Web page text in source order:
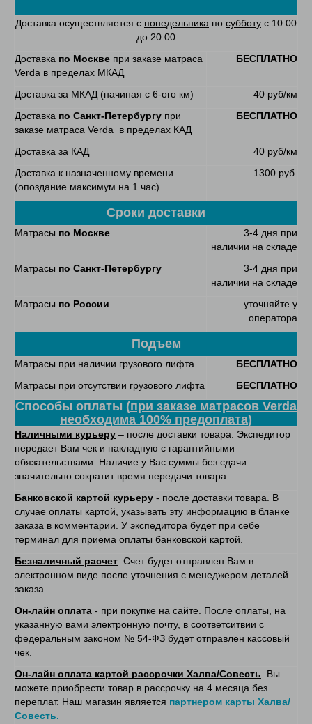
Доставка осуществляется с понедельника по субботу с 10:00
до 20:00
Доставка по Москве при заказе матраса
Verda в пределах МКАД
БЕСПЛАТНО
Доставка за МКАД (начиная с 6-ого км)
40 руб/км
Доставка по Санкт-Петербургу при
заказе матраса Verda в пределах КАД
БЕСПЛАТНО
Доставка за КАД
40 руб/км
Доставка к назначенному времени
(опоздание максимум на 1 час)
1300 руб.
Сроки доставки
Матрасы по Москве
3-4 дня при
наличии на складе
Матрасы по Санкт-Петербургу
3-4 дня при
наличии на складе
Матрасы по России
уточняйте у
оператора
Подъем
Матрасы при наличии грузового лифта
БЕСПЛАТНО
Матрасы при отсутствии грузового лифта
БЕСПЛАТНО
Способы оплаты (при заказе матрасов Verda
необходима 100% предоплата)
Наличными курьеру – после доставки товара. Экспедитор
передает Вам чек и накладную с гарантийными
обязательствами. Наличие у Вас суммы без сдачи
значительно сократит время передачи товара.
Банковской картой курьеру - после доставки товара. В
случае оплаты картой, указывать эту информацию в бланке
заказа в комментарии. У экспедитора будет при себе
терминал для приема оплаты банковской картой.
Безналичный расчет. Счет будет отправлен Вам в
электронном виде после уточнения с менеджером деталей
заказа.
Он-лайн оплата - при покупке на сайте. После оплаты, на
указанную вами электронную почту, в соответситвии с
федеральным законом № 54-ФЗ будет отправлен кассовый
чек.
Он-лайн оплата картой рассрочки Халва/Совесть. Вы
можете приобрести товар в рассрочку на 4 месяца без
переплат. Наш магазин является партнером карты Халва/
Совесть.